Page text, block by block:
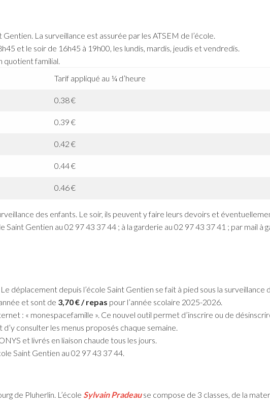
La surveillance est assurée par les ATSEM de l’école.
et le soir de 16h45 à 19h00, les lundis, mardis, jeudis et vendredis.
quotient familial.
Tarif appliqué au ¼ d’heure
0.38 €
0.39 €
0.42 €
0.44 €
0.46 €
des enfants. Le soir, ils peuvent y faire leurs devoirs et
Saint Gentien au 02 97 43 37 44 ; à la garderie au 02 97 43 37 41 ; par mail à
déplacement depuis l’école Saint Gentien se fait à pied sous la surveillance
et sont de 3,70 € / repas pour l’année scolaire 2025-2026.
: « monespacefamille ». Ce nouvel outil permet d’inscrire ou de
consulter les menus proposés chaque semaine.
et livrés en liaison chaude tous les jours.
Saint Gentien au 02 97 43 37 44.
de Pluherlin. L’école Sylvain Pradeause compose de 3 classes, de la